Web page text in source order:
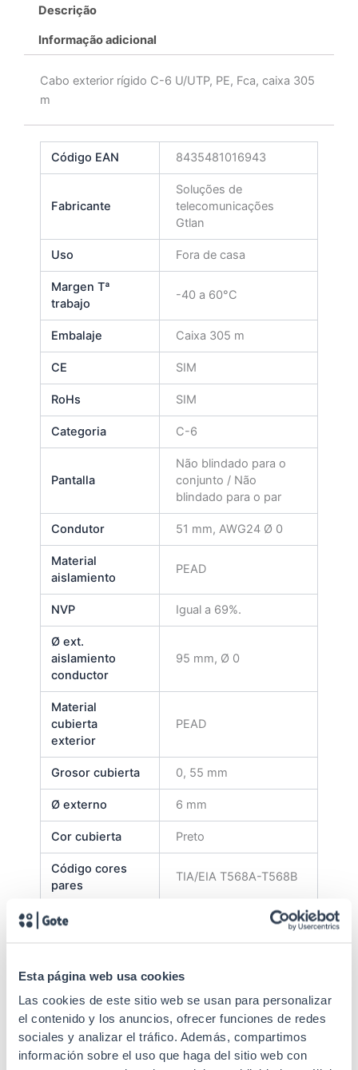
Esta página web usa cookies
Las cookies de este sitio web se usan para personalizar
el contenido y los anuncios, ofrecer funciones de redes
sociales y analizar el tráfico. Además, compartimos
información sobre el uso que haga del sitio web con
Descrição
Informação adicional
Cabo exterior rígido C-6 U/UTP, PE, Fca, caixa 305
m
Código EAN 8435481016943
Fabricante
Soluções de
telecomunicações
Gtlan
Uso Fora de casa
Margen Tª
trabajo
-40 a 60°C
Embalaje Caixa 305 m
CE SIM
RoHs SIM
Categoria C-6
Pantalla
Não blindado para o
conjunto / Não
blindado para o par
Condutor 51 mm, AWG24 Ø 0
Material
aislamiento
PEAD
NVP Igual a 69%.
Ø ext.
aislamiento
conductor
95 mm, Ø 0
Material
cubierta
exterior
PEAD
Grosor cubierta 0, 55 mm
Ø externo 6 mm
Cor cubierta Preto
Código cores
pares
TIA/EIA T568A-T568B
Máxima
Tipo de cabo Exterior rígido
Apantallado Não (UTP)
Cobre 1